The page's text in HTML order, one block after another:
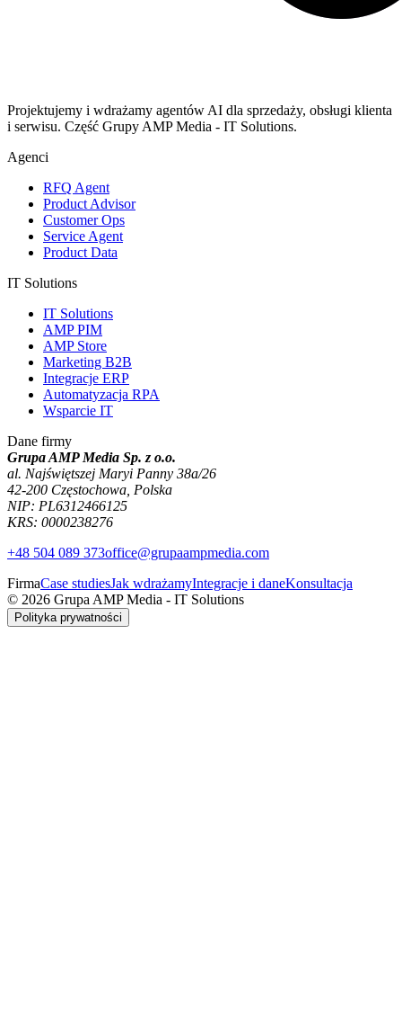
Projektujemy i wdrażamy agentów AI dla sprzedaży, obsługi klienta
i serwisu. Część Grupy AMP Media - IT Solutions.
Agenci
RFQ Agent
Product Advisor
Customer Ops
Service Agent
Product Data
IT Solutions
IT Solutions
AMP PIM
AMP Store
Marketing B2B
Integracje ERP
Automatyzacja RPA
Wsparcie IT
Dane firmy
Grupa AMP Media Sp. z o.o.
al. Najświętszej Maryi Panny 38a/26
42-200 Częstochowa, Polska
NIP: PL6312466125
KRS: 0000238276
+48 504 089 373office@grupaampmedia.com
FirmaCase studiesJak wdrażamyIntegracje i daneKonsultacja
© 2026 Grupa AMP Media - IT Solutions
Polityka prywatności